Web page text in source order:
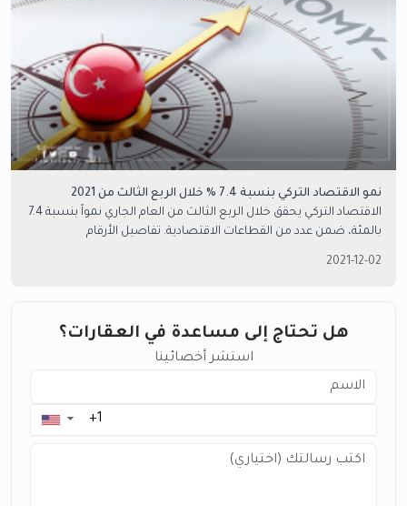
نمو الاقتصاد التركي بنسبة 7.4 % خلال الربع الثالث من 2021
الاقتصاد التركي يحقق خلال الربع الثالث من العام الجاري نمواً بنسبة 7.4
بالمئة، ضمن عدد من القطاعات الاقتصادية. تفاصيل الأرقام
2021-12-02
هل تحتاج إلى مساعدة في العقارات؟
استشر أخصائينا
▼